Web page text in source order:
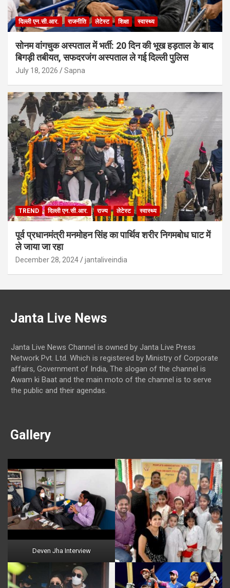
दिल्ली एन.सी.आर. राजनीति लेटेस्ट शिक्षा स्वास्थ्य
सोनम वांगचुक अस्पताल में भर्ती: 20 दिन की भूख हड़ताल के बाद
बिगड़ी तबीयत, सफदरजंग अस्पताल ले गई दिल्ली पुलिस
July 18, 2026 Sapna
TREND दिल्ली एन.सी.आर. राज्य लेटेस्ट स्वास्थ्य
पूर्व प्रधानमंत्री मनमोहन सिंह का पार्थिव शरीर निगमबोध घाट में
ले जाया जा रहा
December 28, 2024 jantaliveindia
Janta Live News
Janta Live News Channel is owned by Janta Live Press
Network Pvt. Ltd. Which is registered by Ministry of Corporate
affairs, Government of India, The slogan of the channel is
Awam ki Baat and the main moto of the channel is to serve
the public and their agendas.
Gallery
Deven Jha Interview